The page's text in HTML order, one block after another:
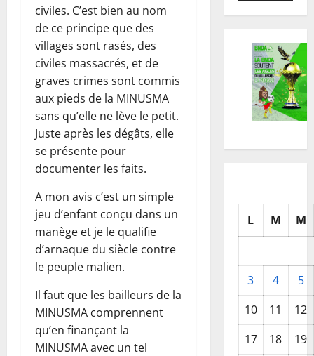
civiles. C’est bien au nom
de ce principe que des
villages sont rasés, des
civiles massacrés, et de
graves crimes sont commis
aux pieds de la MINUSMA
sans qu’elle ne lève le petit.
Juste après les dégâts, elle
se présente pour
documenter les faits.
A mon avis c’est un simple
jeu d’enfant conçu dans un
manège et je le qualifie
d’arnaque du siècle contre
le peuple malien.
Il faut que les bailleurs de la
MINUSMA comprennent
qu’en finançant la
MINUSMA avec un tel
L M M
3 4
5
10
11
12
17
18
19